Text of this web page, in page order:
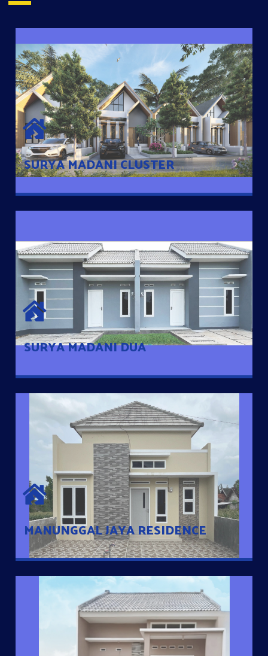
SURYA MADANI CLUSTER
SURYA MADANI CLUSTER
Desain Modern Minimalis dengan Konsep Rumah Pintar
Sehingga Memudahkan Penghuni mengakses rumahnya
dengan Ponsel
SURYA MADANI DUA
SURYA MADANI DUA
Satu-satunya Hunian nyaman dengan harga subsidi hanya 100
jutaan dengan lokasi strategis di Tuban
MANUNGGAL JAYA RESIDENCE
MANUNGGAL JAYA RESIDENCE
Cluster Exclusive dengan one Gate System, terdapat taman
mini dan memiliki jarak 200m dari jalan nasional serta dekat
dengan pusat kota
MUTIARA KOPEN